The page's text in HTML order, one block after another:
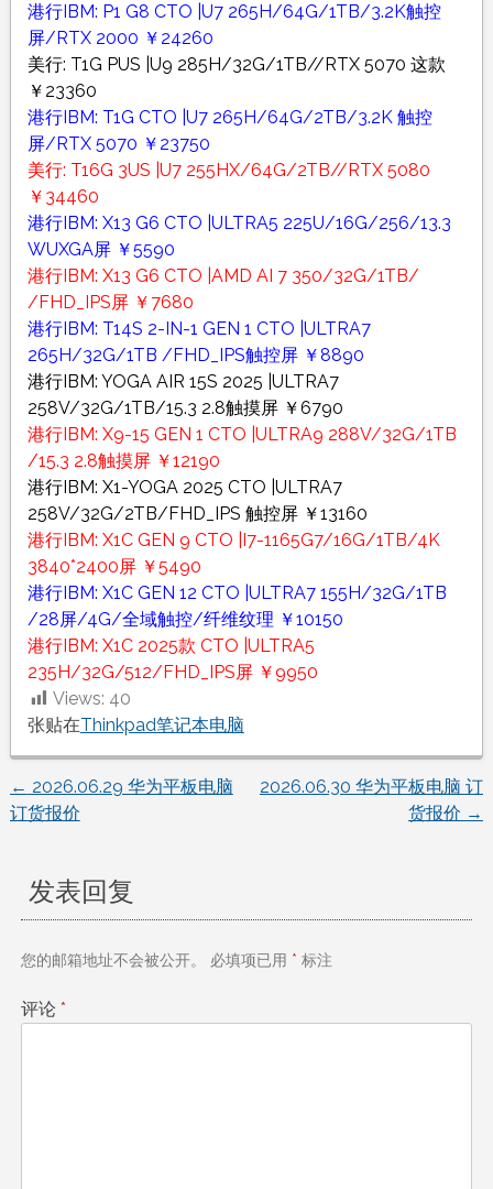
港行IBM: P1 G8 CTO |U7 265H/64G/1TB/3.2K触控
屏/RTX 2000 ￥24260
美行: T1G PUS |U9 285H/32G/1TB//RTX 5070 这款
￥23360
港行IBM: T1G CTO |U7 265H/64G/2TB/3.2K 触控
屏/RTX 5070 ￥23750
美行: T16G 3US |U7 255HX/64G/2TB//RTX 5080
￥34460
港行IBM: X13 G6 CTO |ULTRA5 225U/16G/256/13.3
WUXGA屏 ￥5590
港行IBM: X13 G6 CTO |AMD AI 7 350/32G/1TB/
/FHD_IPS屏 ￥7680
港行IBM: T14S 2-IN-1 GEN 1 CTO |ULTRA7
265H/32G/1TB /FHD_IPS触控屏 ￥8890
港行IBM: YOGA AIR 15S 2025 |ULTRA7
258V/32G/1TB/15.3 2.8触摸屏 ￥6790
港行IBM: X9-15 GEN 1 CTO |ULTRA9 288V/32G/1TB
/15.3 2.8触摸屏 ￥12190
港行IBM: X1-YOGA 2025 CTO |ULTRA7
258V/32G/2TB/FHD_IPS 触控屏 ￥13160
港行IBM: X1C GEN 9 CTO |I7-1165G7/16G/1TB/4K
3840*2400屏 ￥5490
港行IBM: X1C GEN 12 CTO |ULTRA7 155H/32G/1TB
/28屏/4G/全域触控/纤维纹理 ￥10150
港行IBM: X1C 2025款 CTO |ULTRA5
235H/32G/512/FHD_IPS屏 ￥9950
Views: 40
张贴在Thinkpad笔记本电脑
文
导
航
← 2026.06.29 华为平板电脑
订货报价
2026.06.30 华为平板电脑 订
货报价 →
发表回复
您的邮箱地址不会被公开。 必填项已用 * 标注
评论 *